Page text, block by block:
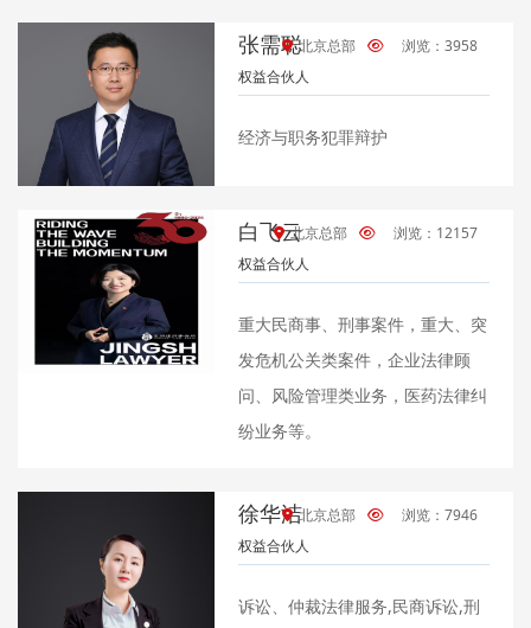
张需聪
权益合伙人
北京总部 浏览：3958
经济与职务犯罪辩护
白飞云
权益合伙人
北京总部 浏览：12157
重大民商事、刑事案件，重大、突
发危机公关类案件，企业法律顾
问、风险管理类业务，医药法律纠
纷业务等。
徐华洁
权益合伙人
北京总部 浏览：7946
诉讼、仲裁法律服务,民商诉讼,刑